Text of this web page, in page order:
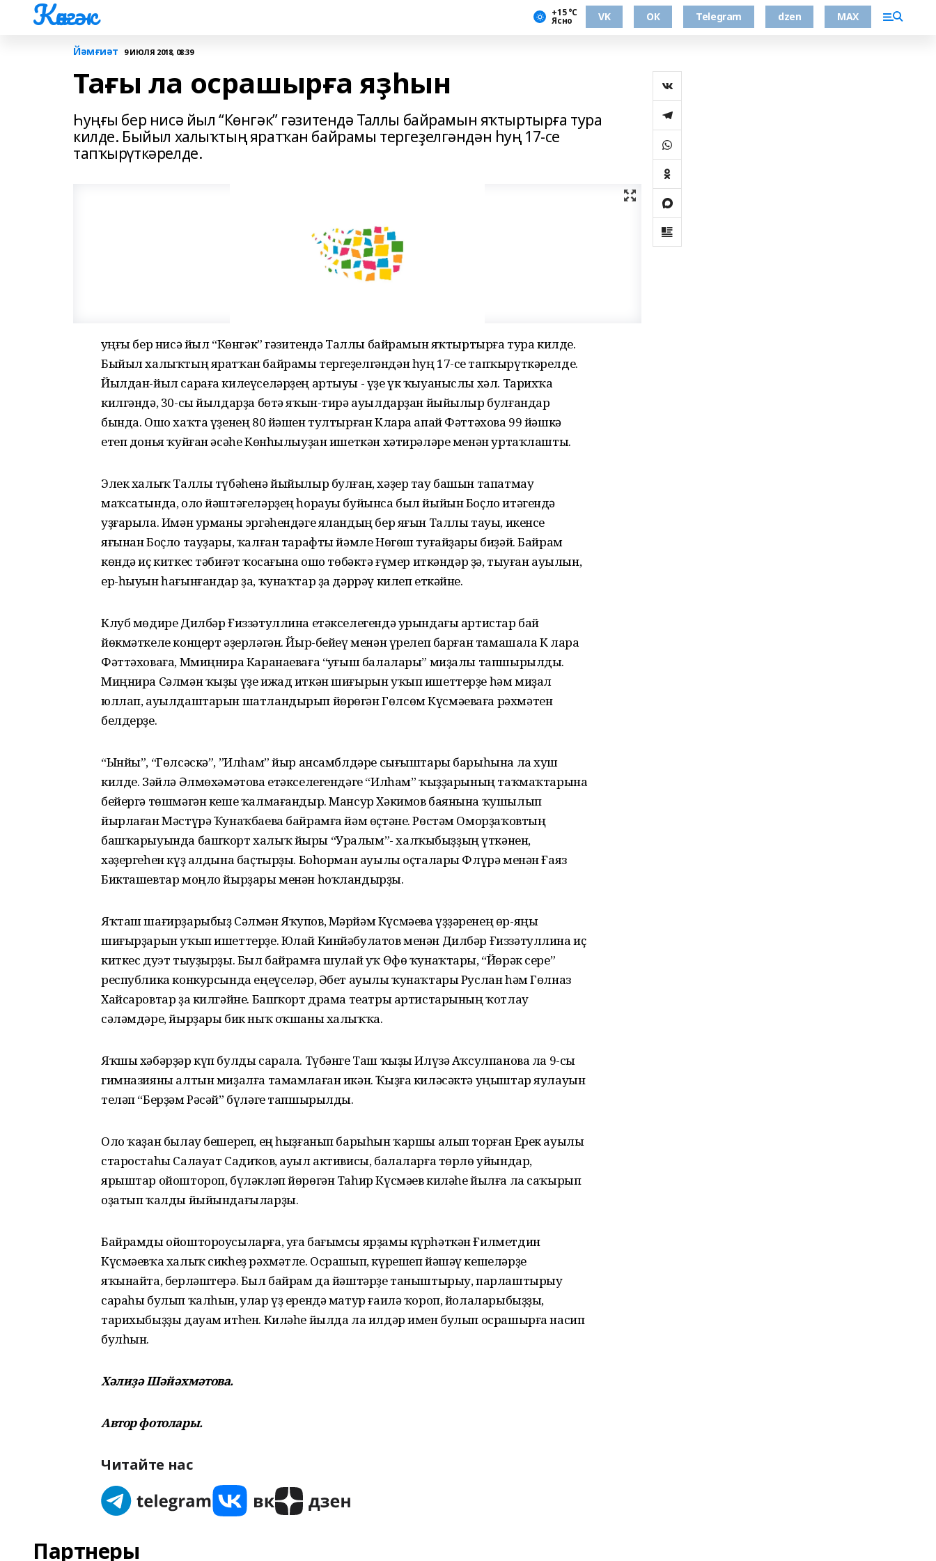
Көнгәк +15 °С
Ясно VK ОК Telegram dzen MAX
Йәмғиәт 9 ИЮЛЯ 2018, 08:39
Тағы ла осрашырға яҙһын
Һуңғы бер нисә йыл “Көнгәк” гәзитендә Таллы байрамын яҡтыртырға тура
килде. Быйыл халыҡтың яратҡан байрамы тергеҙелгәндән һуң 17-се
тапҡырүткәрелде.
Һуңғы бер нисә йыл “Көнгәк” гәзитендә Таллы байрамын яҡтыртырға тура килде.
Быйыл халыҡтың яратҡан байрамы тергеҙелгәндән һуң 17-се тапҡырүткәрелде.
Йылдан-йыл сараға килеүселәрҙең артыуы - үҙе үк ҡыуаныслы хәл. Тарихҡа
килгәндә, 30-сы йылдарҙа бөтә яҡын-тирә ауылдарҙан йыйылыр булғандар
бында. Ошо хаҡта үҙенең 80 йәшен тултырған Клара апай Фәттәхова 99 йәшкә
етеп донья ҡуйған әсәһе Көнһылыуҙан ишеткән хәтирәләре менән уртаҡлашты.
Элек халыҡ Таллы түбәһенә йыйылыр булған, хәҙер тау башын тапатмау
маҡсатында, оло йәштәгеләрҙең һорауы буйынса был йыйын Боҫло итәгендә
уҙғарыла. Имән урманы эргәһендәге яландың бер яғын Таллы тауы, икенсе
яғынан Боҫло тауҙары, ҡалған тарафты йәмле Нөгөш туғайҙары биҙәй. Байрам
көндә иҫ киткес тәбиғәт ҡосағына ошо төбәктә ғүмер иткәндәр ҙә, тыуған ауылын,
ер-һыуын һағынғандар ҙа, ҡунаҡтар ҙа дәррәү килеп еткәйне.
Клуб мөдире Дилбәр Ғиззәтуллина етәкселегендә урындағы артистар бай
йөкмәткеле концерт әҙерләгән. Йыр-бейеү менән үрелеп барған тамашала К лара
Фәттәховаға, Ммиңнира Каранаеваға “Һуғыш балалары” миҙалы тапшырылды.
Миңнира Сәлмән ҡыҙы үҙе ижад иткән шиғырын уҡып ишеттерҙе һәм миҙал
юллап, ауылдаштарын шатландырып йөрөгән Гөлсөм Күсмәеваға рәхмәтен
белдерҙе.
“Ынйы”, “Гөлсәскә”, ”Илһам” йыр ансамблдәре сығыштары барыһына ла хуш
килде. Зәйлә Әлмөхәмәтова етәкселегендәге “Илһам” ҡыҙҙарының таҡмаҡтарына
бейергә төшмәгән кеше ҡалмағандыр. Мансур Хәкимов баянына ҡушылып
йырлаған Мәстүрә Ҡунаҡбаева байрамға йәм өҫтәне. Рөстәм Оморҙаҡовтың
башҡарыуында башҡорт халыҡ йыры “Уралым”- халҡыбыҙҙың үткәнен,
хәҙергеһен күҙ алдына баҫтырҙы. Боһорман ауылы оҫталары Флүрә менән Ғаяз
Бикташевтар моңло йырҙары менән һоҡландырҙы.
Яҡташ шағирҙарыбыҙ Сәлмән Яҡупов, Мәрйәм Күсмәева үҙҙәренең өр-яңы
шиғырҙарын уҡып ишеттерҙе. Юлай Кинйәбулатов менән Дилбәр Ғиззәтуллина иҫ
киткес дуэт тыуҙырҙы. Был байрамға шулай уҡ Өфө ҡунаҡтары, “Йөрәк сере”
республика конкурсында еңеүселәр, Әбет ауылы ҡунаҡтары Руслан һәм Гөлназ
Хайсаровтар ҙа килгәйне. Башҡорт драма театры артистарының ҡотлау
сәләмдәре, йырҙары бик ныҡ оҡшаны халыҡҡа.
Яҡшы хәбәрҙәр күп булды сарала. Түбәнге Таш ҡыҙы Илүзә Аҡсулпанова ла 9-сы
гимназияны алтын миҙалға тамамлаған икән. Ҡыҙға киләсәктә уңыштар яулауын
теләп “Берҙәм Рәсәй” бүләге тапшырылды.
Оло ҡаҙан былау бешереп, ең һыҙғанып барыһын ҡаршы алып торған Ерек ауылы
старостаһы Салауат Садиҡов, ауыл активисы, балаларға төрлө уйындар,
ярыштар ойоштороп, бүләкләп йөрөгән Таһир Күсмәев киләһе йылға ла саҡырып
оҙатып ҡалды йыйындағыларҙы.
Байрамды ойоштороусыларға, уға бағымсы ярҙамы күрһәткән Ғилметдин
Күсмәевҡа халыҡ сикһеҙ рәхмәтле. Осрашып, күрешеп йәшәү кешеләрҙе
яҡынайта, берләштерә. Был байрам да йәштәрҙе таныштырыу, парлаштырыу
сараһы булып ҡалһын, улар үҙ ерендә матур ғаилә ҡороп, йолаларыбыҙҙы,
тарихыбыҙҙы дауам итһен. Киләһе йылда ла илдәр имен булып осрашырға насип
булһын.
Хәлиҙә Шәйәхмәтова.
Автор фотолары.
Читайте нас
Партнеры